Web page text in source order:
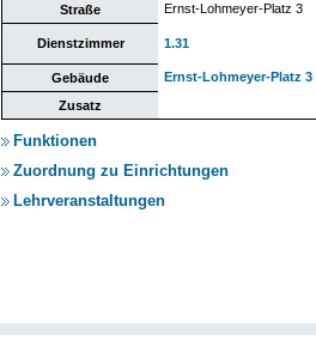
Straße
Ernst-Lohmeyer-Platz 3
Dienstzimmer 1.31
Gebäude
Ernst-Lohmeyer-Platz 3
Zusatz
Funktionen
Zuordnung zu Einrichtungen
Lehrveranstaltungen